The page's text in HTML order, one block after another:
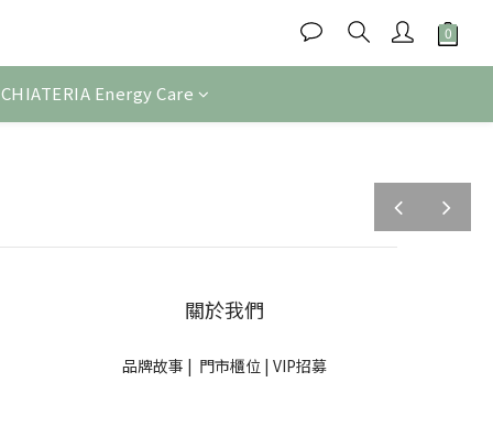
CHIATERIA Energy Care
prev next
關於我們
品牌故事 | 門市櫃位 | VIP招募